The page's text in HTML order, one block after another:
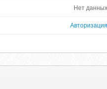
Нет данных
Авторизация